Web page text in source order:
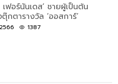
เฟอร์นันเดส’ ชายผู้เป็นต้น
กตารางวัล ‘ออสการ์’
1387